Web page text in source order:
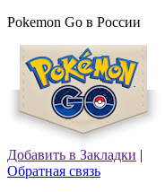
Pokemon Go в России
Добавить в Закладки |
Обратная связь